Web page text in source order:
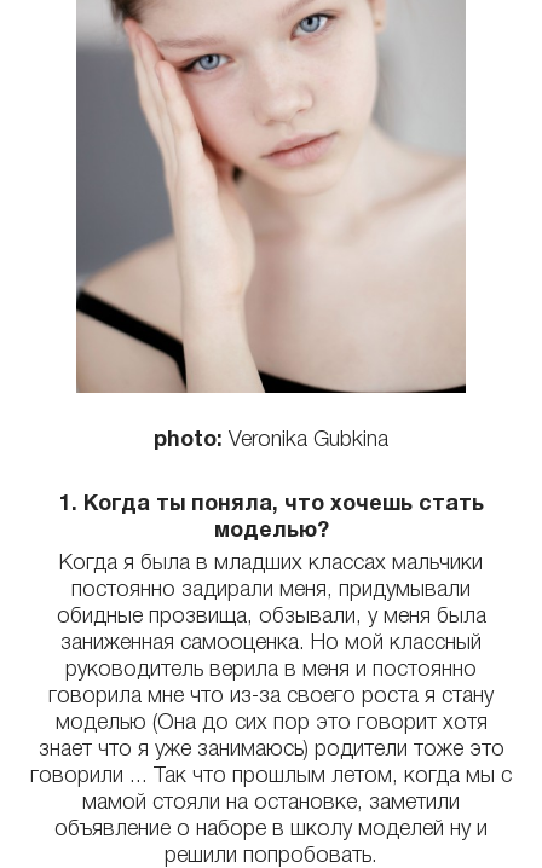
photo: Veronika Gubkina
1. Когда ты поняла, что хочешь стать
моделью?
Когда я была в младших классах мальчики
постоянно задирали меня, придумывали
обидные прозвища, обзывали, у меня была
заниженная самооценка. Но мой классный
руководитель верила в меня и постоянно
говорила мне что из-за своего роста я стану
моделью (Она до сих пор это говорит хотя
знает что я уже занимаюсь) родители тоже это
говорили ... Так что прошлым летом, когда мы с
мамой стояли на остановке, заметили
объявление о наборе в школу моделей ну и
решили попробовать.